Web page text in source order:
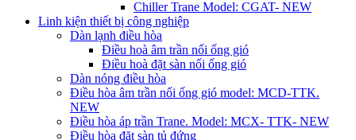
Chiller Trane Model: CGAT- NEW
Linh kiện thiết bị công nghiệp
Dàn lạnh điều hòa
Điều hoà âm trần nối ống gió
Điều hoà đặt sàn nối ống gió
Dàn nóng điều hòa
Điều hòa âm trần nối ống gió model: MCD-TTK.
NEW
Điều hòa áp trần Trane. Model: MCX- TTK- NEW
Điều hòa đặt sàn tủ đứng